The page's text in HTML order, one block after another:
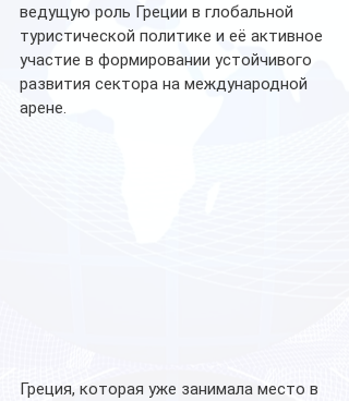
ведущую роль Греции в глобальной
туристической политике и её активное
участие в формировании устойчивого
развития сектора на международной
арене.
Греция, которая уже занимала место в